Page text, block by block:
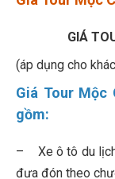
GIÁ
(áp dụng cho
Giá Tour Mộc
gồm:
– Xe ô tô du lịch
đưa đón theo